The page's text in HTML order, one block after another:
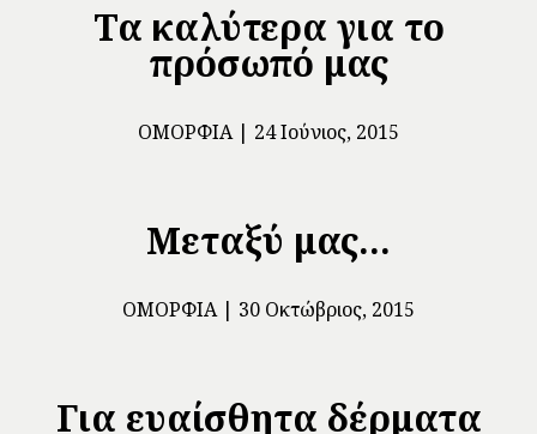
Τα καλύτερα για το
πρόσωπό μας
ΟΜΟΡΦΙΆ 24 Ιούνιος, 2015
Μεταξύ μας...
ΟΜΟΡΦΙΆ 30 Οκτώβριος, 2015
Για ευαίσθητα δέρματα